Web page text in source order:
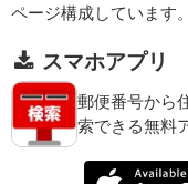
ページ構成しています。
スマホアプリ
郵便番号から
索できる無料